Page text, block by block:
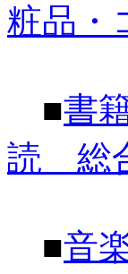
粧品
■書
読 総
■音